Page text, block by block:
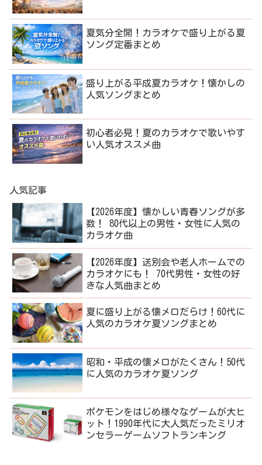
夏気分全開！カラオケで盛り上がる夏
ソング定番まとめ
盛り上がる平成夏カラオケ！懐かしの
人気ソングまとめ
初心者必見！夏のカラオケで歌いやす
い人気オススメ曲
人気記事
【2026年度】懐かしい青春ソングが多
数！ 80代以上の男性・女性に人気の
カラオケ曲
【2026年度】送別会や老人ホームでの
カラオケにも！ 70代男性・女性の好
きな人気曲まとめ
夏に盛り上がる懐メロだらけ！60代に
人気のカラオケ夏ソングまとめ
昭和・平成の懐メロがたくさん！50代
に人気のカラオケ夏ソング
ポケモンをはじめ様々なゲームが大ヒ
ット！1990年代に大人気だったミリオ
ンセラーゲームソフトランキング